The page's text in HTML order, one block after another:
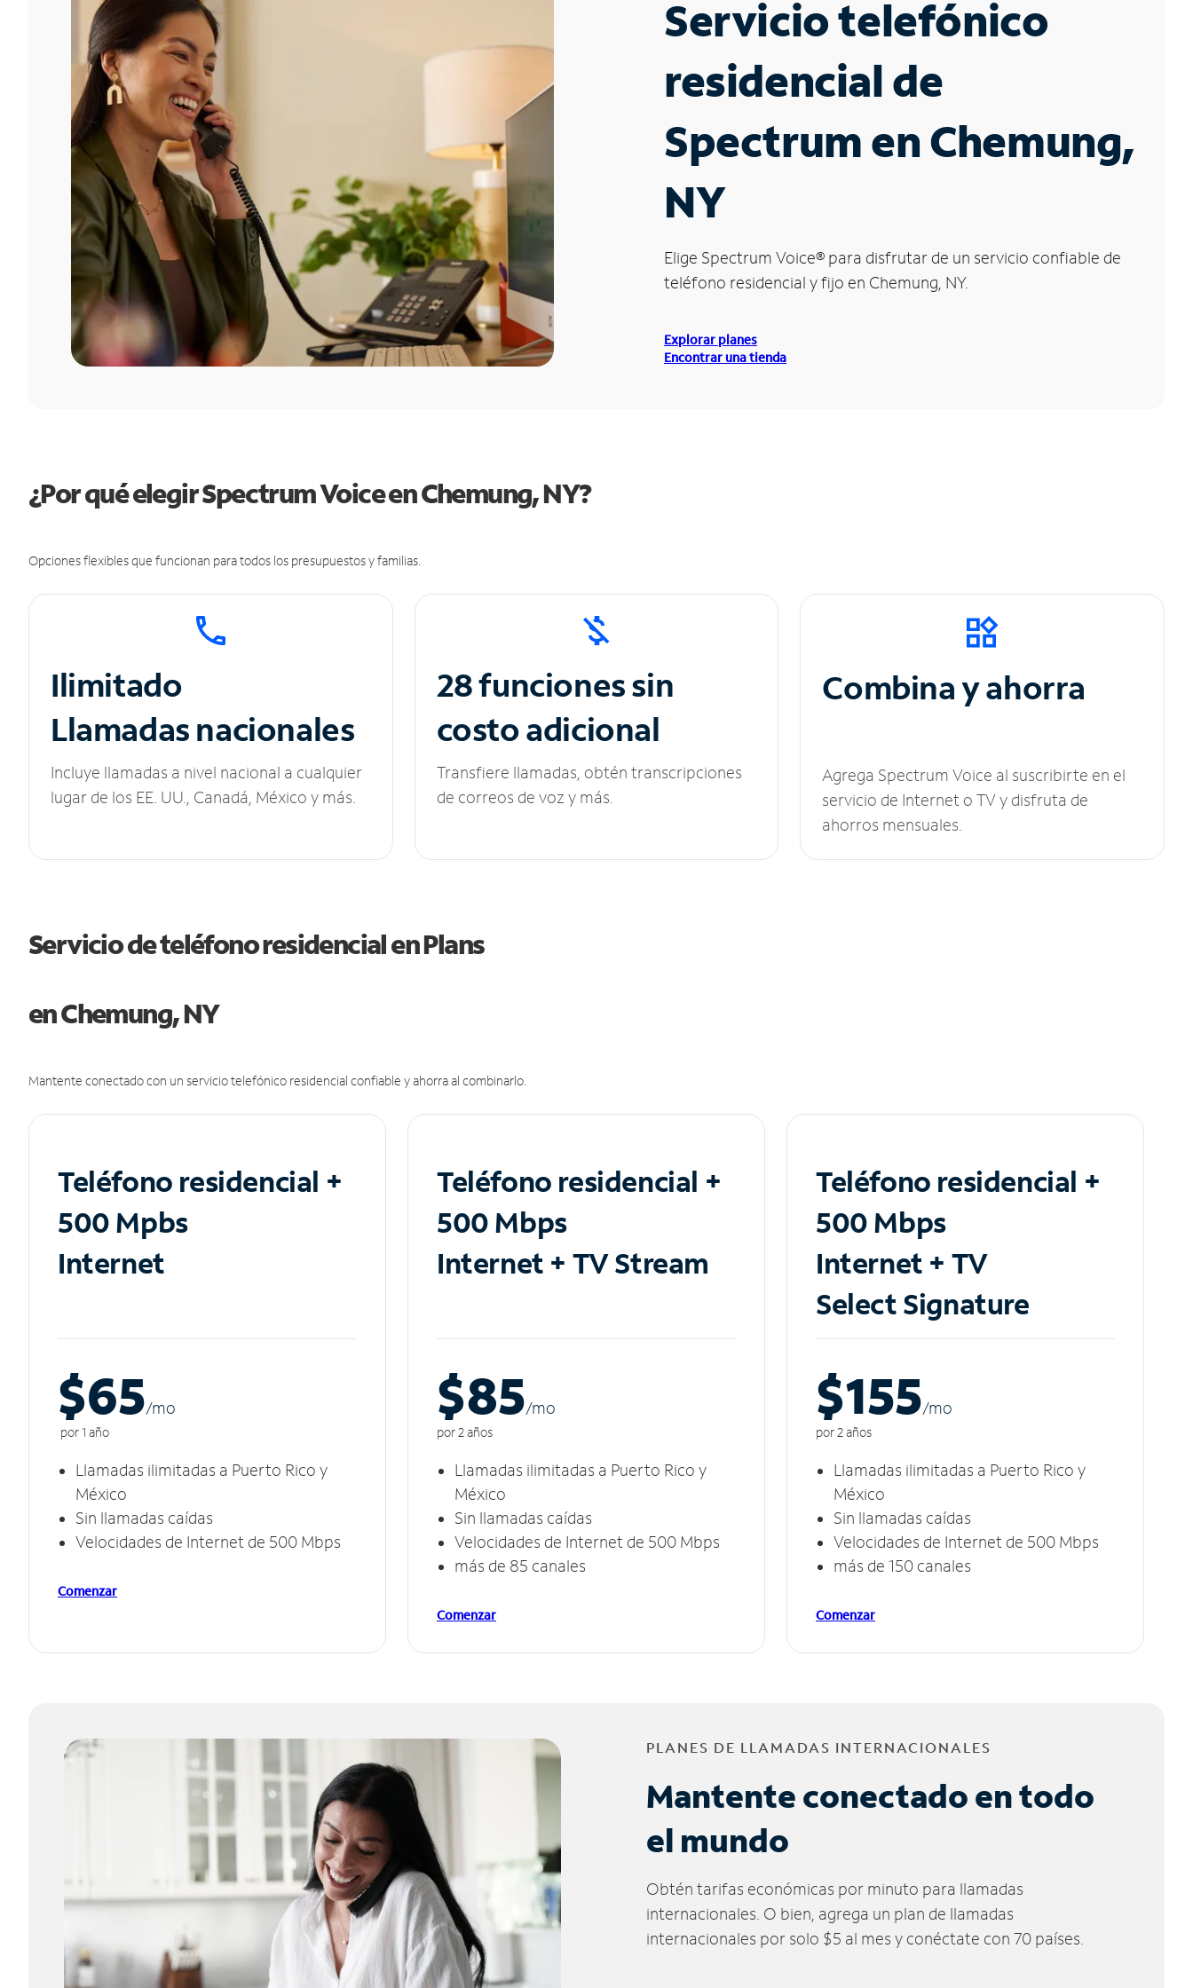
Servicio telefónico
residencial de
Spectrum en Chemung,
NY
Elige Spectrum Voice® para disfrutar de un servicio confiable de
teléfono residencial y fijo en Chemung, NY.
Explorar planes
Encontrar una tienda
¿Por qué elegir Spectrum Voice en Chemung, NY?
Opciones flexibles que funcionan para todos los presupuestos y familias.
Ilimitado
Llamadas nacionales
Incluye llamadas a nivel nacional a cualquier
lugar de los EE. UU., Canadá, México y más.
28 funciones sin
costo adicional
Transfiere llamadas, obtén transcripciones
de correos de voz y más.
Combina y ahorra
Agrega Spectrum Voice al suscribirte en el
servicio de Internet o TV y disfruta de
ahorros mensuales.
Servicio de teléfono residencial en Plans
en Chemung, NY
Mantente conectado con un servicio telefónico residencial confiable y ahorra al combinarlo.
Teléfono residencial +
500 Mpbs
Internet
$65/mo
por 1 año
Llamadas ilimitadas a Puerto Rico y
México
Sin llamadas caídas
Velocidades de Internet de 500 Mbps
Comenzar
Teléfono residencial +
500 Mbps
Internet + TV Stream
$85/mo
por 2 años
Llamadas ilimitadas a Puerto Rico y
México
Sin llamadas caídas
Velocidades de Internet de 500 Mbps
más de 85 canales
Comenzar
Teléfono residencial +
500 Mbps
Internet + TV
Select Signature
$155/mo
por 2 años
Llamadas ilimitadas a Puerto Rico y
México
Sin llamadas caídas
Velocidades de Internet de 500 Mbps
más de 150 canales
Comenzar
PLANES DE LLAMADAS INTERNACIONALES
Mantente conectado en todo
el mundo
Obtén tarifas económicas por minuto para llamadas
internacionales. O bien, agrega un plan de llamadas
internacionales por solo $5 al mes y conéctate con 70 países.